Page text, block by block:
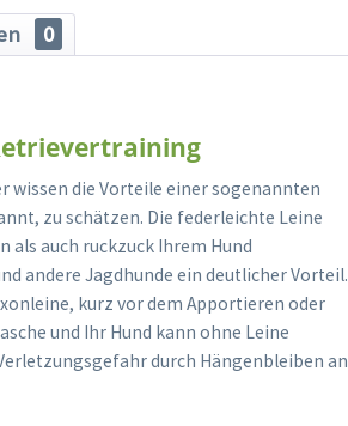
0
wissen die Vorteile einer sogenannten
zu schätzen. Die federleichte Leine
als auch ruckzuck Ihrem Hund
andere Jagdhunde ein deutlicher Vorteil.
kurz vor dem Apportieren oder
und Ihr Hund kann ohne Leine
durch Hängenbleiben an